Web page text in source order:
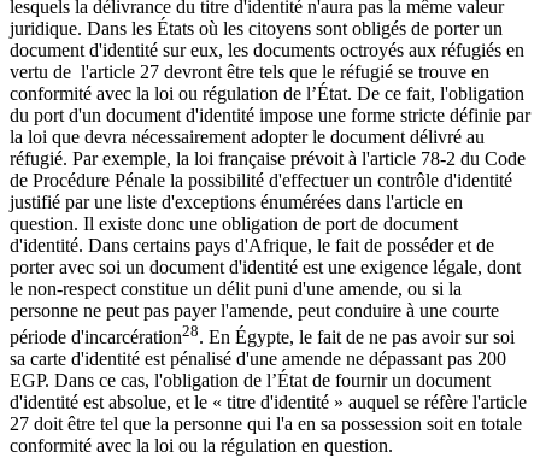
lesquels la délivrance du titre d'identité n'aura pas la même valeur
juridique. Dans les États où les citoyens sont obligés de porter un
document d'identité sur eux, les documents octroyés aux réfugiés en
vertu de l'article 27 devront être tels que le réfugié se trouve en
conformité avec la loi ou régulation de l’État. De ce fait, l'obligation
du port d'un document d'identité impose une forme stricte définie par
la loi que devra nécessairement adopter le document délivré au
réfugié. Par exemple, la loi française prévoit à l'article 78-2 du Code
de Procédure Pénale la possibilité d'effectuer un contrôle d'identité
justifié par une liste d'exceptions énumérées dans l'article en
question. Il existe donc une obligation de port de document
d'identité. Dans certains pays d'Afrique, le fait de posséder et de
porter avec soi un document d'identité est une exigence légale, dont
le non-respect constitue un délit puni d'une amende, ou si la
personne ne peut pas payer l'amende, peut conduire à une courte
période d'incarcération28. En Égypte, le fait de ne pas avoir sur soi
sa carte d'identité est pénalisé d'une amende ne dépassant pas 200
EGP. Dans ce cas, l'obligation de l’État de fournir un document
d'identité est absolue, et le « titre d'identité » auquel se réfère l'article
27 doit être tel que la personne qui l'a en sa possession soit en totale
conformité avec la loi ou la régulation en question.